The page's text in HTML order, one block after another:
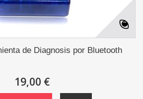
de Diagnosis por Bluetooth
19,00 €